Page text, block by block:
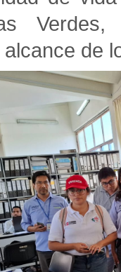
de